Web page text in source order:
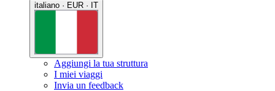
italiano · EUR · IT
Aggiungi la tua struttura
I miei viaggi
Invia un feedback